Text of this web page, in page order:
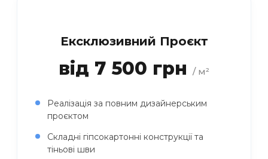
Ексклюзивний Проєкт
від 7 500 грн / м²
Реалізація за повним дизайнерським
проєктом
Складні гіпсокартонні конструкції та
тіньові шви